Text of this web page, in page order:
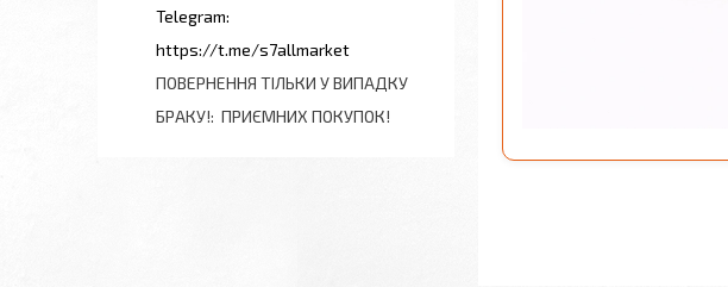
https://t.me/s7allmarket
ПОВЕРНЕННЯ ТІЛЬКИ У ВИПАДКУ
БРАКУ! ПРИЄМНИХ ПОКУПОК!